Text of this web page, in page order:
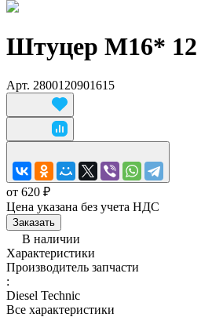
Штуцер М16* 12
Арт. 2800120901615
от 620 ₽
Цена указана без учета НДС
Заказать
В наличии
Характеристики
Производитель запчасти
:
Diesel Technic
Все характеристики